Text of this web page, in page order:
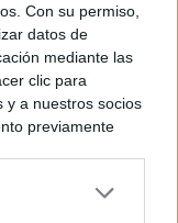
Con su permiso,
datos de
mediante las
clic para
y a nuestros socios
previamente
que algún